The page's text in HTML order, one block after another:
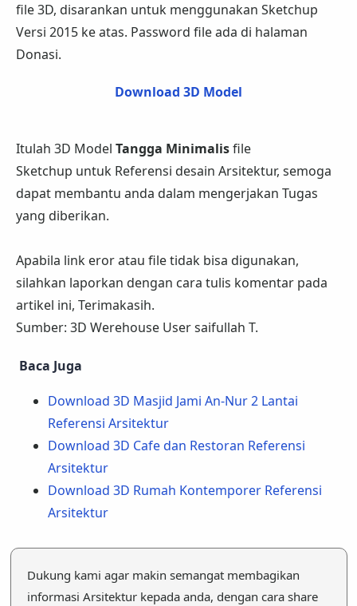
file 3D, disarankan untuk menggunakan Sketchup
Versi 2015 ke atas. Password file ada di halaman
Donasi.
Download 3D Model
Itulah 3D Model Tangga Minimalisfile
Sketchup untuk Referensi desain Arsitektur, semoga
dapat membantu anda dalam mengerjakan Tugas
yang diberikan.
Apabila link eror atau file tidak bisa digunakan,
silahkan laporkan dengan cara tulis komentar pada
artikel ini, Terimakasih.
Sumber: 3D Werehouse User saifullah T.
Baca Juga
Download 3D Masjid Jami An-Nur 2 Lantai
Referensi Arsitektur
Download 3D Cafe dan Restoran Referensi
Arsitektur
Download 3D Rumah Kontemporer Referensi
Arsitektur
Dukung kami agar makin semangat membagikan
informasi Arsitektur kepada anda, dengan cara share